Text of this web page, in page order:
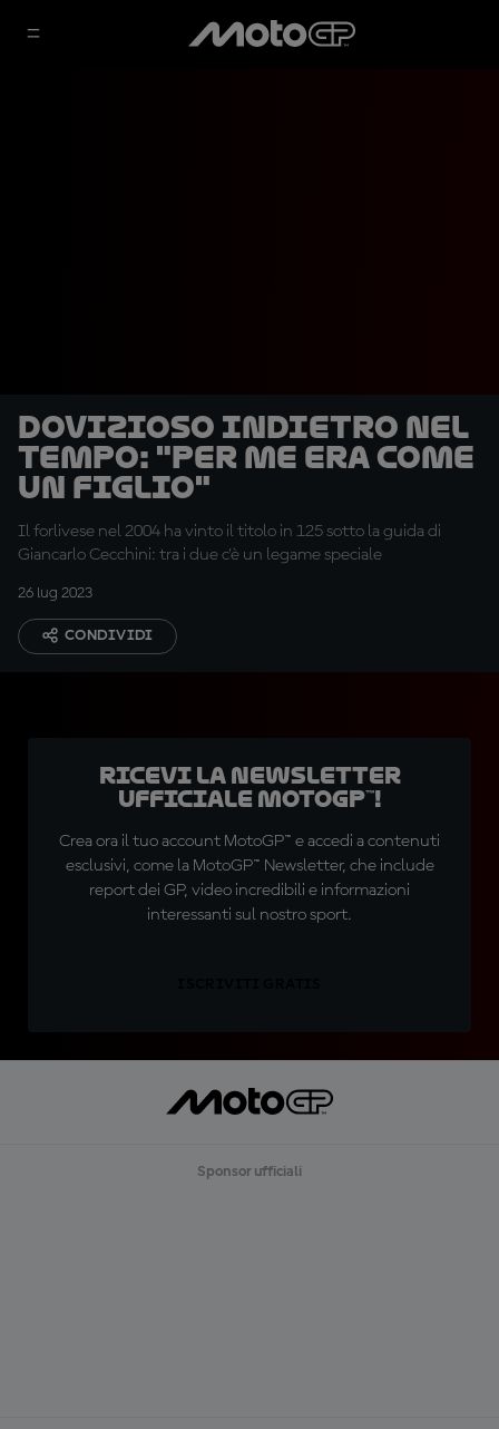
Dovizioso indietro nel
tempo: "Per me era come
un figlio"
Il forlivese nel 2004 ha vinto il titolo in 125 sotto la guida di
Giancarlo Cecchini: tra i due c'è un legame speciale
26 lug 2023
CONDIVIDI
Ricevi la newsletter
ufficiale MotoGP™!
Crea ora il tuo account MotoGP™ e accedi a contenuti
esclusivi, come la MotoGP™ Newsletter, che include
report dei GP, video incredibili e informazioni
interessanti sul nostro sport.
Sponsor ufficiali